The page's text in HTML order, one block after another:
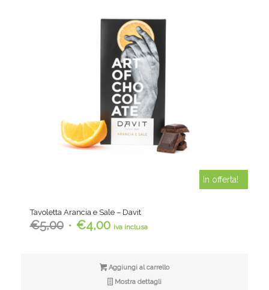
Tavoletta Arancia e Sale – Davit
€5,00 Il €4,00Il
è:
€4,00.
iva inclusa
In offerta!
Aggiungi al carrello
Mostra dettagli